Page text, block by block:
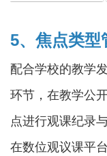
5、焦点类型
配合学校的教学
环节，在教学公
点进行观课纪录与
在数位观议课平